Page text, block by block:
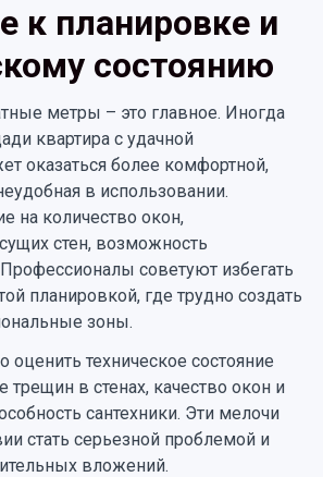
к планировке и
состоянию
метры – это главное. Иногда
квартира с удачной
оказаться более комфортной,
в использовании.
на количество окон,
стен, возможность
советуют избегать
планировкой, где трудно создать
зоны.
оценить техническое состояние
трещин в стенах, качество окон и
сантехники. Эти мелочи
стать серьезной проблемой и
вложений.